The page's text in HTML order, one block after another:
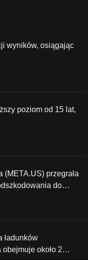
wyników, osiągając
poziom od 15 lat,
przegrała
do
ładunków
około 2